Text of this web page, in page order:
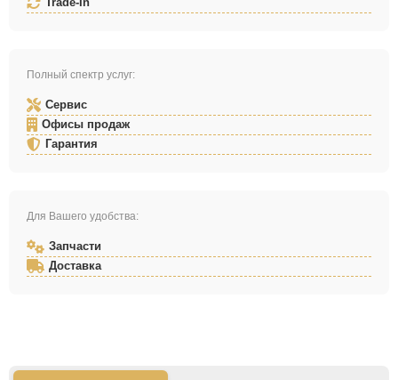
Полный спектр услуг:
Сервис
Офисы продаж
Гарантия
Для Вашего удобства:
Запчасти
Доставка